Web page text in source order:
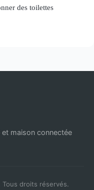
des toilettes
maison connectée
droits réservés.